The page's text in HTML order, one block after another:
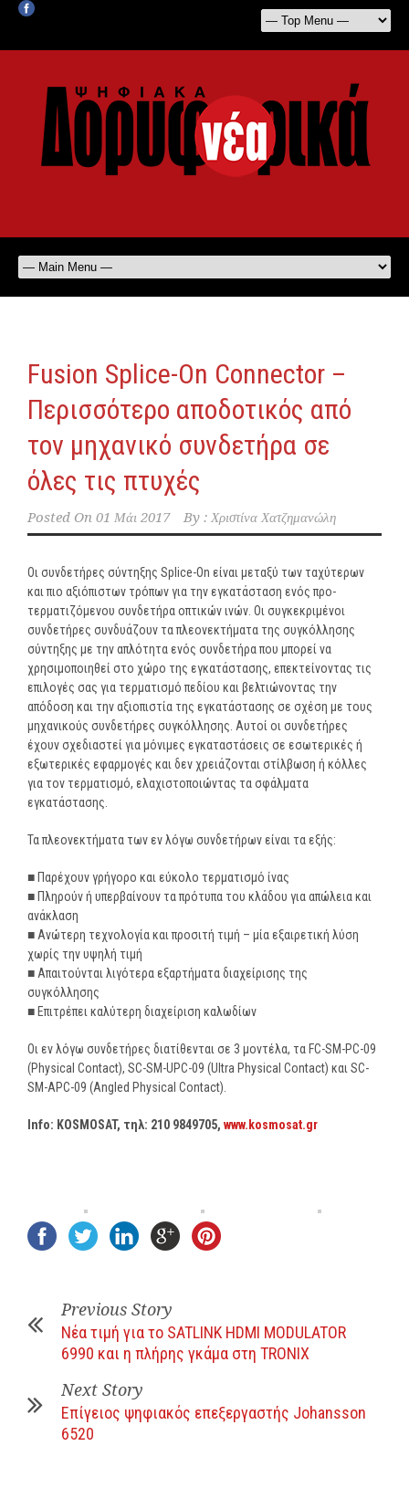
Fusion Splice-On Connector –
Περισσότερο αποδοτικός από
τον μηχανικό συνδετήρα σε
όλες τις πτυχές
Posted On 01 Μάι 2017 By : Χριστίνα Χατζημανώλη
Οι συνδετήρες σύντηξης Splice-On είναι μεταξύ των ταχύτερων
και πιο αξιόπιστων τρόπων για την εγκατάσταση ενός προ-
τερματιζόμενου συνδετήρα οπτικών ινών. Οι συγκεκριμένοι
συνδετήρες συνδυάζουν τα πλεονεκτήματα της συγκόλλησης
σύντηξης με την απλότητα ενός συνδετήρα που μπορεί να
χρησιμοποιηθεί στο χώρο της εγκατάστασης, επεκτείνοντας τις
επιλογές σας για τερματισμό πεδίου και βελτιώνοντας την
απόδοση και την αξιοπιστία της εγκατάστασης σε σχέση με τους
μηχανικούς συνδετήρες συγκόλλησης. Αυτοί οι συνδετήρες
έχουν σχεδιαστεί για μόνιμες εγκαταστάσεις σε εσωτερικές ή
εξωτερικές εφαρμογές και δεν χρειάζονται στίλβωση ή κόλλες
για τον τερματισμό, ελαχιστοποιώντας τα σφάλματα
εγκατάστασης.
Τα πλεονεκτήματα των εν λόγω συνδετήρων είναι τα εξής:
■ Παρέχουν γρήγορο και εύκολο τερματισμό ίνας
■ Πληρούν ή υπερβαίνουν τα πρότυπα του κλάδου για απώλεια και
ανάκλαση
■ Ανώτερη τεχνολογία και προσιτή τιμή – μία εξαιρετική λύση
χωρίς την υψηλή τιμή
■ Απαιτούνται λιγότερα εξαρτήματα διαχείρισης της
συγκόλλησης
■ Επιτρέπει καλύτερη διαχείριση καλωδίων
Οι εν λόγω συνδετήρες διατίθενται σε 3 μοντέλα, τα FC-SM-PC-09
(Physical Contact), SC-SM-UPC-09 (Ultra Physical Contact) και SC-
SM-APC-09 (Angled Physical Contact).
Info: KOSMOSAT, τηλ: 210 9849705, www.kosmosat.gr
Previous Story
Νέα τιμή για το SATLINK HDMI MODULATOR
6990 και η πλήρης γκάμα στη TRONIX
Next Story
Επίγειος ψηφιακός επεξεργαστής Johansson
6520